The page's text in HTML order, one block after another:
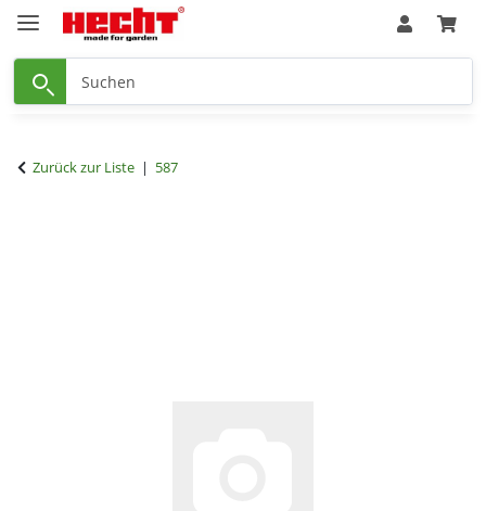
Zurück zur Liste 587